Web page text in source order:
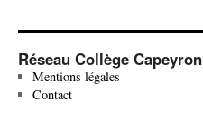
Réseau Collège Capeyron
Mentions légales
Contact